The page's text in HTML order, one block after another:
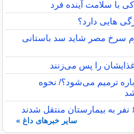
با سلامت آینده فرد
هایی دارد؟
سرخ مصر شاید سد باستانی
را پس می‌زنند
ترمیم می‌شود؟/ نحوه
سایر خبرهای داغ »